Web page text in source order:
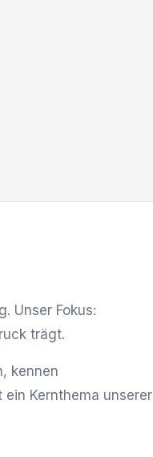
Unser Fokus:
trägt.
kennen
Kernthema unserer